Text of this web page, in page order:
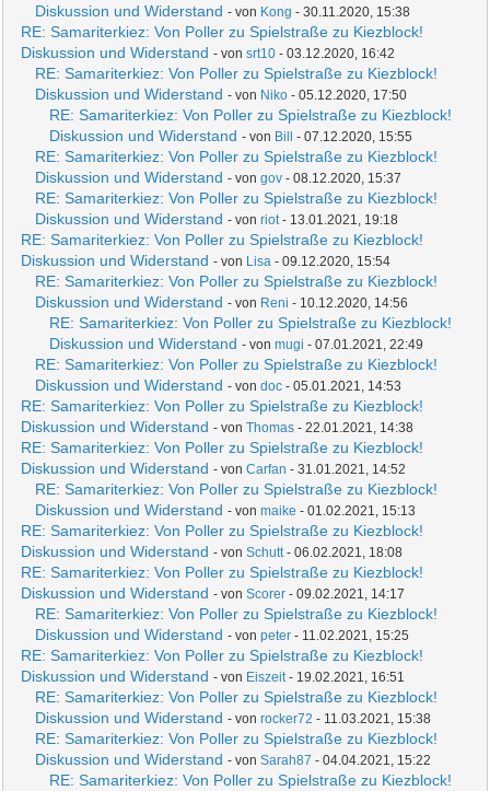
Diskussion und Widerstand - von Kong - 30.11.2020, 15:38
RE: Samariterkiez: Von Poller zu Spielstraße zu Kiezblock!
Diskussion und Widerstand - vonsrt10 - 03.12.2020, 16:42
RE: Samariterkiez: Von Poller zu Spielstraße zu Kiezblock!
Diskussion und Widerstand - von Niko - 05.12.2020, 17:50
RE: Samariterkiez: Von Poller zu Spielstraße zu Kiezblock!
Diskussion und Widerstand - von Bill - 07.12.2020, 15:55
RE: Samariterkiez: Von Poller zu Spielstraße zu Kiezblock!
Diskussion und Widerstand - vongov - 08.12.2020, 15:37
RE: Samariterkiez: Von Poller zu Spielstraße zu Kiezblock!
Diskussion und Widerstand - vonriot- 13.01.2021, 19:18
RE: Samariterkiez: Von Poller zu Spielstraße zu Kiezblock!
Diskussion und Widerstand - von Lisa - 09.12.2020, 15:54
RE: Samariterkiez: Von Poller zu Spielstraße zu Kiezblock!
Diskussion und Widerstand - von Reni - 10.12.2020, 14:56
RE: Samariterkiez: Von Poller zu Spielstraße zu Kiezblock!
Diskussion und Widerstand - vonmugi - 07.01.2021, 22:49
RE: Samariterkiez: Von Poller zu Spielstraße zu Kiezblock!
Diskussion und Widerstand - vondoc - 05.01.2021, 14:53
RE: Samariterkiez: Von Poller zu Spielstraße zu Kiezblock!
Diskussion und Widerstand - vonThomas - 22.01.2021, 14:38
RE: Samariterkiez: Von Poller zu Spielstraße zu Kiezblock!
Diskussion und Widerstand - vonCarfan - 31.01.2021, 14:52
RE: Samariterkiez: Von Poller zu Spielstraße zu Kiezblock!
Diskussion und Widerstand - vonmaike - 01.02.2021, 15:13
RE: Samariterkiez: Von Poller zu Spielstraße zu Kiezblock!
Diskussion und Widerstand - vonSchutt- 06.02.2021, 18:08
RE: Samariterkiez: Von Poller zu Spielstraße zu Kiezblock!
Diskussion und Widerstand - vonScorer - 09.02.2021, 14:17
RE: Samariterkiez: Von Poller zu Spielstraße zu Kiezblock!
Diskussion und Widerstand - vonpeter - 11.02.2021, 15:25
RE: Samariterkiez: Von Poller zu Spielstraße zu Kiezblock!
Diskussion und Widerstand - von Eiszeit- 19.02.2021, 16:51
RE: Samariterkiez: Von Poller zu Spielstraße zu Kiezblock!
Diskussion und Widerstand - vonrocker72 - 11.03.2021, 15:38
RE: Samariterkiez: Von Poller zu Spielstraße zu Kiezblock!
Diskussion und Widerstand - vonSarah87 - 04.04.2021, 15:22
RE: Samariterkiez: Von Poller zu Spielstraße zu Kiezblock!